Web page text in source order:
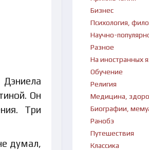
Он
Три
думал,
Бизнес
Психология,
Научно-
Разное
На иностранных
Обучение
Религия
Медицина,
Биографии,
Ранобэ
Путешествия
Классика